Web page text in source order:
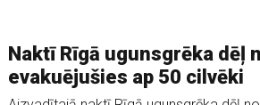
Naktī Rīgā ugunsgrēka dēļ
evakuējušies ap 50 cilvēki